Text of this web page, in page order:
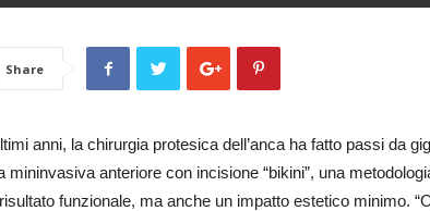
Share
anni, la chirurgia protesica dell’anca ha fatto passi da
mininvasiva anteriore con incisione “bikini”, una
funzionale, ma anche un impatto estetico minimo.